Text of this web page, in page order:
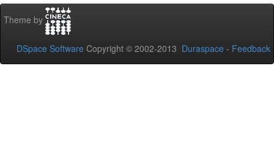
Theme by
DSpace Software Copyright © 2002-2013 Duraspace - Feedback